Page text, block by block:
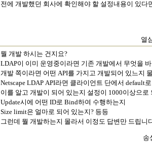
전에 개발했던 회사에 확인해야 할 설정내용이 있다
열
뭘 개발 하시는 건지요?
LDAP이 이미 운영중이라면 기존 개발에서 무엇을
개발 쪽이라면 어떤 API를 가지고 개발되어 있느지
Netscape LDAP API라면 클라이언트 단에서 default
이를 알고 개발이 되어 있는지 설정이 1000이상으로
Update시에 어떤 ID로 Bind하여 수행하는지
Size limit은 얼마로 되어 있는지? 등등
그런데 뭘 개발하는지 몰라서 이정도 답변만 드립니
송